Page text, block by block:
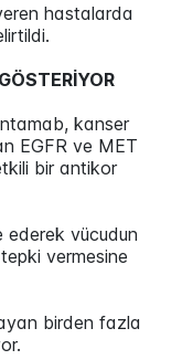
hastalarda
kanser
EGFR ve MET
bir antikor
ederek vücudun
vermesine
birden fazla